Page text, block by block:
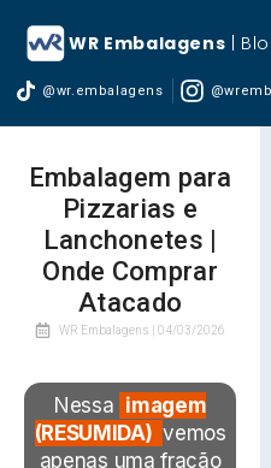
WR Embalagens |
@wr.embalagens
Embalagem para
Pizzarias e
Lanchonetes |
Onde Comprar
Atacado
WR Embalagens |04/03/2026
Nessa imagem
(RESUMIDA) vemos
apenas uma fração